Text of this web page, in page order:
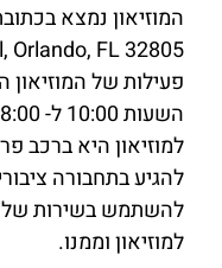
פעילות של המוזיאון
למוזיאון היא ברכב
להגיע בתחבורה
למוזיאון וממנו.